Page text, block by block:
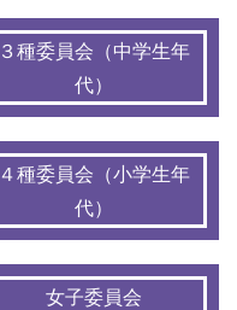
３種委員会（中学生年
代）
４種委員会（小学生年
代）
女子委員会